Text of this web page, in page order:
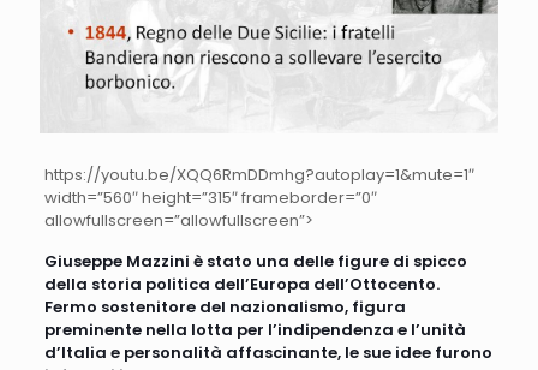
https://youtu.be/XQQ6RmDDmhg?autoplay=1&mute=1″
width=”560″ height=”315″ frameborder=”0″
allowfullscreen=”allowfullscreen”>
Giuseppe Mazzini è stato una delle figure di spicco
della storia politica dell’Europa dell’Ottocento.
Fermo sostenitore del nazionalismo, figura
preminente nella lotta per l’indipendenza e l’unità
d’Italia e personalità affascinante, le sue idee furono